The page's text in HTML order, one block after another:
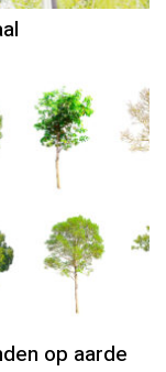
op aarde